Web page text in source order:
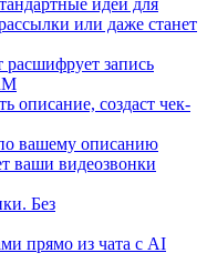
идеи для
или даже станет
расшифрует запись
описание, создаст чек-
вашему описанию
ваши видеозвонки
Без
прямо из чата с AI